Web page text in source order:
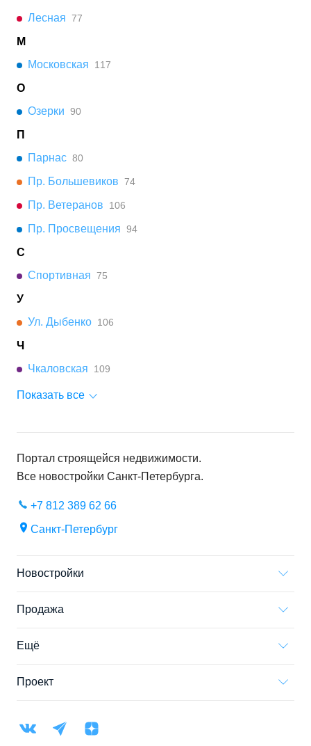
Лесная 77
М
Московская
117
О
Озерки 90
П
Парнас 80
Пр. Большевиков 74
Пр. Ветеранов 106
Пр. Просвещения 94
С
Спортивная 75
У
Ул. Дыбенко 106
Ч
Чкаловская
109
Показать все
Портал строящейся недвижимости.
Все новостройки Санкт-Петербурга.
+7 812 389 62 66
Санкт-Петербург
Новостройки
Продажа
Ещё
Проект